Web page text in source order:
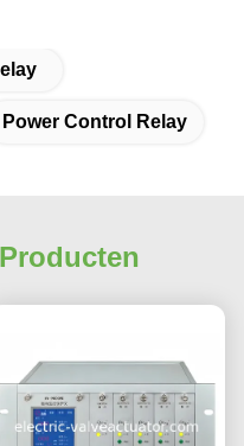
Power Control Relay